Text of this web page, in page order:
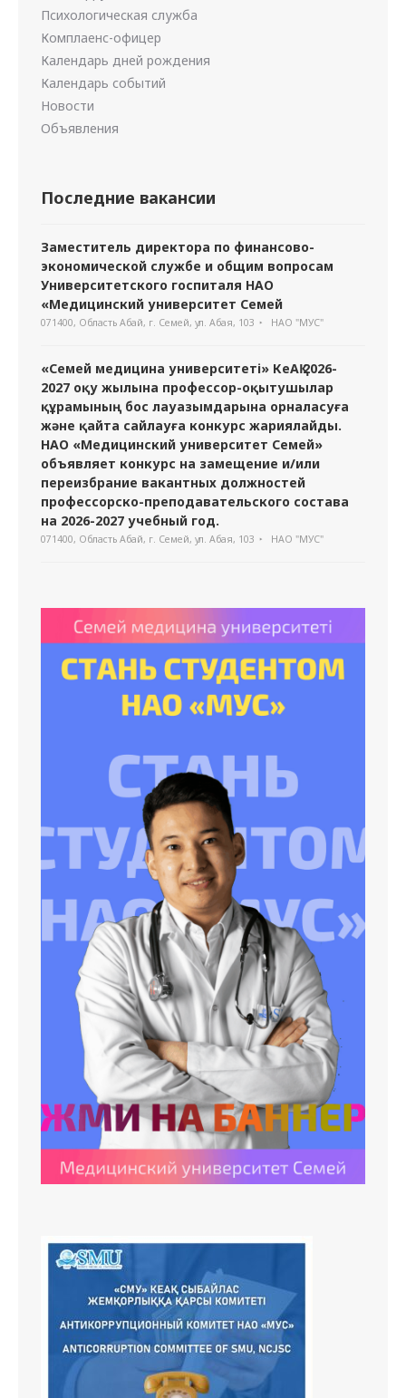
Психологическая служба
Комплаенс-офицер
Календарь дней рождения
Календарь событий
Новости
Объявления
Последние вакансии
Заместитель директора по финансово-
экономической службе и общим вопросам
Университетского госпиталя НАО
«Медицинский университет Семей
071400, Область Абай, г. Семей, ул. Абая, 103 НАО "МУС"
«Семей медицина университеті» КеАҚ 2026-
2027 оқу жылына профессор-оқытушылар
құрамының бос лауазымдарына орналасуға
және қайта сайлауға конкурс жариялайды.
НАО «Медицинский университет Семей»
объявляет конкурс на замещение и/или
переизбрание вакантных должностей
профессорско-преподавательского состава
на 2026-2027 учебный год.
071400, Область Абай, г. Семей, ул. Абая, 103 НАО "МУС"